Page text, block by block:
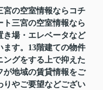
宮の空室情報ならコチ
ト三宮の空室情報なら
き場・エレベータなど
す。13階建ての物件
グをする上で抑えた
が地域の賃貸情報をご
りやご要望などござい